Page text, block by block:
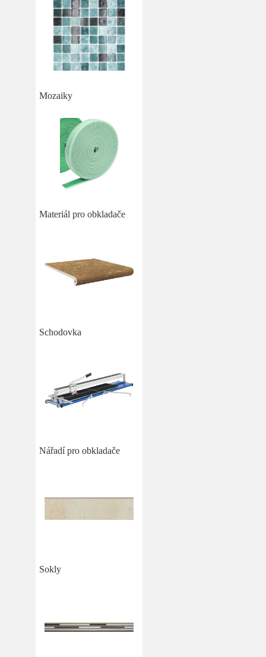
Mozaiky
Materiál pro obkladače
Schodovka
Nářadí pro obkladače
Sokly